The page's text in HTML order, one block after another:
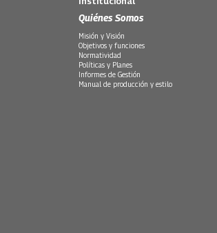
Quiénes Somos
Misión y Visión
Objetivos y funciones
Normatividad
Políticas y Planes
Informes de Gestión
Manual de producción y estilo